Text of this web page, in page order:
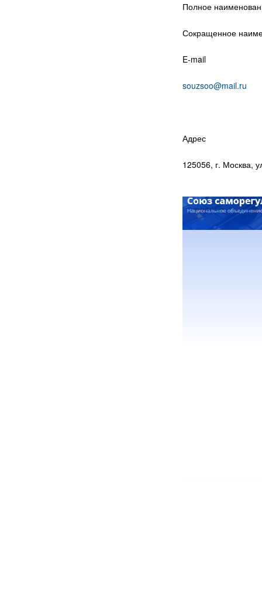
Полное
Сокращенное
E-mail
souzsoo@mail.ru
Адрес
125056, г. Москва,